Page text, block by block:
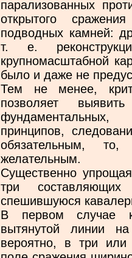
парализованных
открытого
подводных камней:
т. е.
крупномасштабной
было и даже не
Тем не менее,
позволяет
принципов,
обязательным,
желательным.
Существенно
три
спешившуюся
В первом случае
вытянутой линии
вероятно, в три